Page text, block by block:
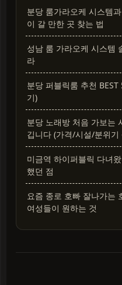
분당 룸가라오케 시스템
이 갈 만한 곳 찾는 법
성남 룸 가라오케 시스템
라
분당 퍼블릭룸 추천
기)
분당 노래방 처음 가보는
깁니다 (가격/시설/분위기
미금역 하이퍼블릭 다녀
했던 점
요즘 종로 호빠 잘나가는
여성들이 원하는 것